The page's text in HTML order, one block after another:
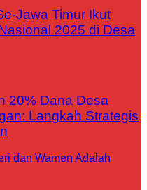
Jawa Timur Ikut
2025 di Desa
20% Dana Desa
Langkah Strategis